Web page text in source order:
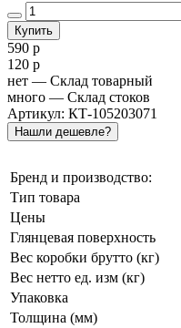
590 р
120 р
нет — Склад товарный
много — Склад стоков
Артикул: КТ-105203071
Бренд и производство:
Тип товара
Цены
Глянцевая поверхность
Вес коробки брутто (кг)
Вес нетто ед. изм (кг)
Упаковка
Толщина (мм)